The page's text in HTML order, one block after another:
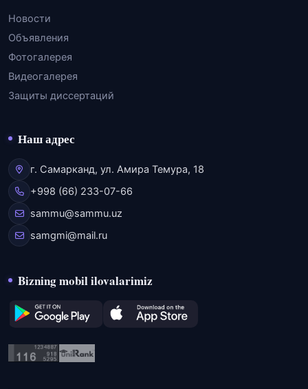
Новости
Объявления
Фотогалерея
Видеогалерея
Защиты диссертаций
Наш адрес
г. Самарканд, ул. Амира Темура, 18
+998 (66) 233-07-66
sammu@sammu.uz
samgmi@mail.ru
Bizning mobil ilovalarimiz